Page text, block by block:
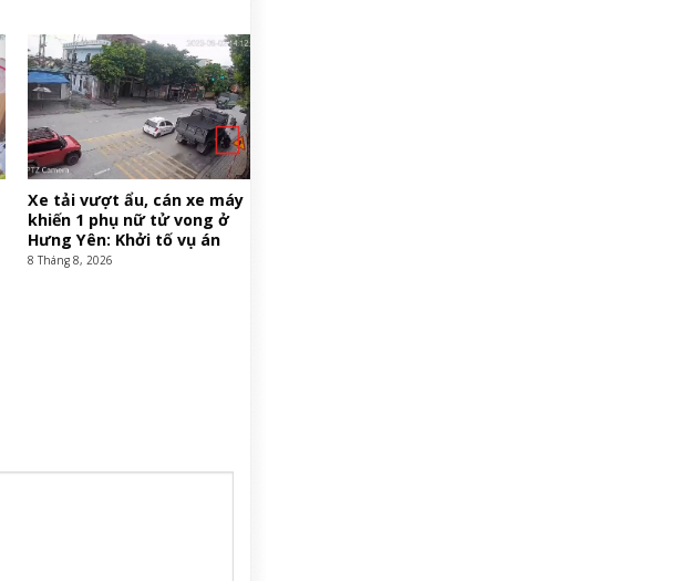
Xe tải vượt ẩu, cán xe máy
khiến 1 phụ nữ tử vong ở
Hưng Yên: Khởi tố vụ án
8 Tháng 8, 2026